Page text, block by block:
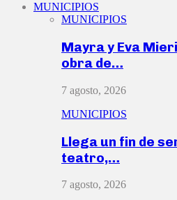
MUNICIPIOS
MUNICIPIOS
Mayra y Eva
obra de…
7 agosto, 2026
MUNICIPIOS
Llega un fin de
teatro,…
7 agosto, 2026